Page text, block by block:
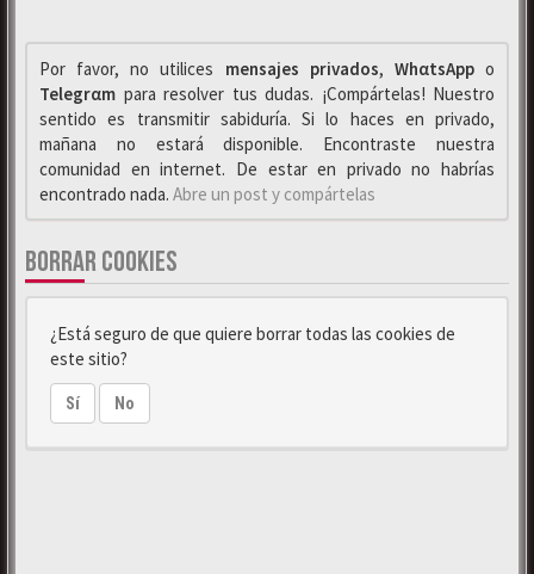
Por favor, no utilices mensajes privados, WhαtsAppo
Telegrαm para resolver tus dudas. ¡Compártelas! Nuestro
sentido es transmitir sabiduría. Si lo haces en privado,
mañana no estará disponible. Encontraste nuestra
comunidad en internet. De estar en privado no habrías
encontrado nada. Abre un post y compártelas
BORRAR COOKIES
¿Está seguro de que quiere borrar todas las cookies de
este sitio?
Sí No